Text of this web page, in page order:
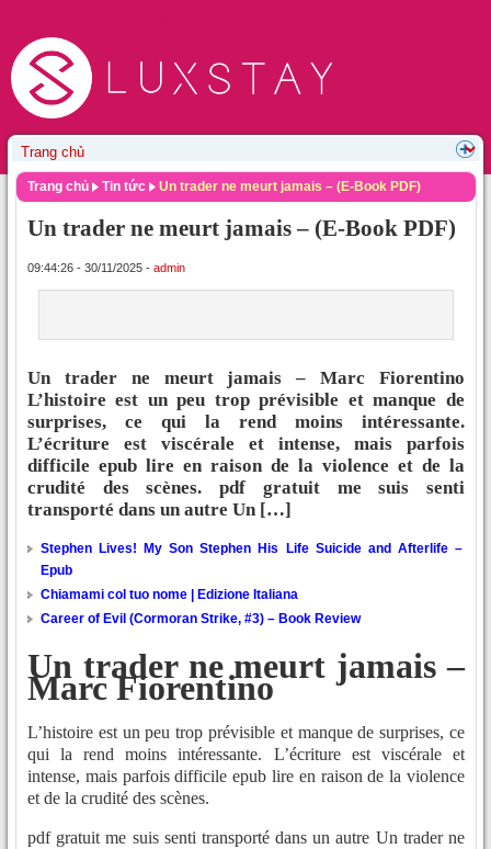
Trang chủ Tin tức Un trader ne meurt jamais – (E-Book PDF)
Un trader ne meurt jamais – (E-Book PDF)
09:44:26 - 30/11/2025 - admin
Un trader ne meurt jamais – Marc Fiorentino
L’histoire est un peu trop prévisible et manque de
surprises, ce qui la rend moins intéressante.
L’écriture est viscérale et intense, mais parfois
difficile epub lire en raison de la violence et de la
crudité des scènes. pdf gratuit me suis senti
transporté dans un autre Un […]
Stephen Lives! My Son Stephen His Life Suicide and Afterlife –
Epub
Chiamami col tuo nome | Edizione Italiana
Career of Evil (Cormoran Strike, #3) – Book Review
Un trader ne meurt jamais –
Marc Fiorentino
L’histoire est un peu trop prévisible et manque de surprises, ce
qui la rend moins intéressante. L’écriture est viscérale et
intense, mais parfois difficile epub lire en raison de la violence
et de la crudité des scènes.
pdf gratuit me suis senti transporté dans un autre Un trader ne